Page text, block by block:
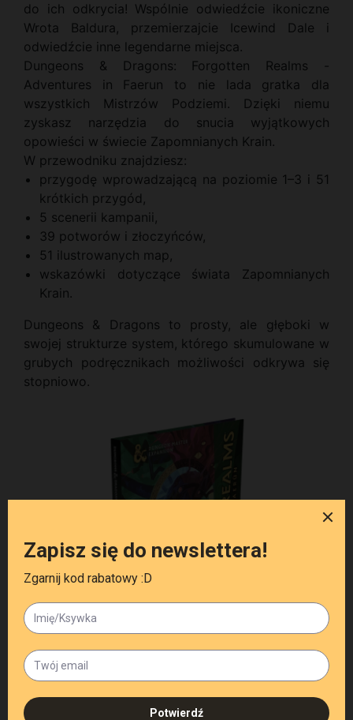
do ich odkrycia! Wspólnie odwiedźcie ikoniczne
Wrota Baldura, przemierzajcie Icewind Dale i
odwiedźcie inne legendarne miejsca.
Dungeons & Dragons: Forgotten Realms -
Adventures in Faerun to nie lada gratka dla
wszystkich Mistrzów Podziemi. Dzięki niemu
zyskasz narzędzia do snucia wyjątkowych
opowieści w świecie Zapomnianych Krain.
W przewodniku znajdziesz:
przygodę wprowadzającą na poziomie 1–3 i 51
krótkich przygód,
5 scenerii kampanii,
39 potworów i złoczyńców,
51 ilustrowanych map,
wskazówki dotyczące świata Zapomnianych
Krain.
Dungeons & Dragons to prosty, ale głęboki w
swojej strukturze system, którego skumulowane w
grubych podręcznikach możliwości odkrywa się
stopniowo.